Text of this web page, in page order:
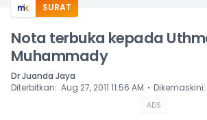
SURAT
Nota terbuka kepada
Muhammady
Dr Juanda Jaya
Diterbitkan: Aug 27, 2011 11:56 AM ⋅ Dikemaskini:
ADS